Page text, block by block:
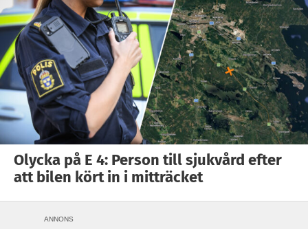
Olycka på E 4: Person till sjukvård efter
att bilen kört in i mitträcket
ANNONS